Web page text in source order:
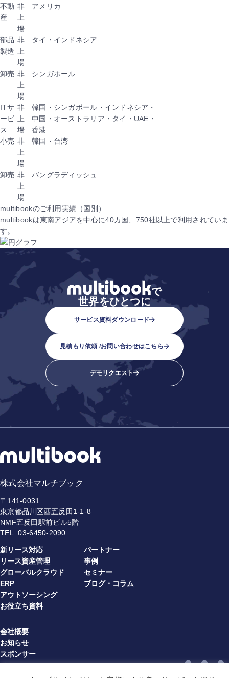
不動
産
非
上
場
アメリカ
部品
製造
非
上
場
タイ・インドネシア
卸売 非
上
場
シンガポール
ITサ
ービ
ス
非
上
場
韓国・シンガポール・インドネシア・
中国・オーストラリア・タイ・UAE・
香港
小売 非
上
場
韓国・台湾
卸売 非
上
場
バングラディッシュ
multibookのご利用実績（国別）
multibookは東南アジアを中心に40カ国、750社以上で利用されていま
す。
で
世界をひとつに
サービス資料ダウンロード
見積もり依頼 /お問い合わせはこちら
デモリクエスト
株式会社マルチブック
〒141-0031
東京都品川区西五反田1-1-8
NMF五反田駅前ビル5階
TEL.03-6450-2090
新リース対応
リース資産管理
グローバルクラウド
ERP
アウトソーシング
お役立ち資料
パートナー
事例
セミナー
ブログ・コラム
会社概要
お知らせ
スポンサー